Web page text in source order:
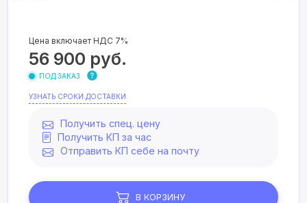
Цена включает НДС 7%
56 900 руб.
ПОД ЗАКАЗ
УЗНАТЬ СРОКИ ДОСТАВКИ
Получить спец. цену
Получить КП за час
Отправить КП себе на почту
В КОРЗИНУ